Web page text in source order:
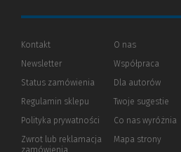
Kontakt
Newsletter
Status zamówienia
Regulamin sklepu
Polityka prywatności (Nowe
(Link
innej
Zwrot lub reklamacja
zamówienia
O nas
Współpraca
Dla autorów(Nowe
(Link
innej
Twoje sugestie
Co nas wyróżnia
Mapa strony